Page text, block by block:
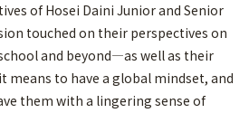
of Hosei Daini Junior and Senior
touched on their perspectives on
and beyond—as well as their
means to have a global mindset, and
them with a lingering sense of